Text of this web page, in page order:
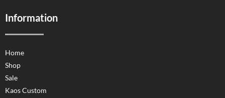
Information
Home
Shop
Sale
Kaos Custom